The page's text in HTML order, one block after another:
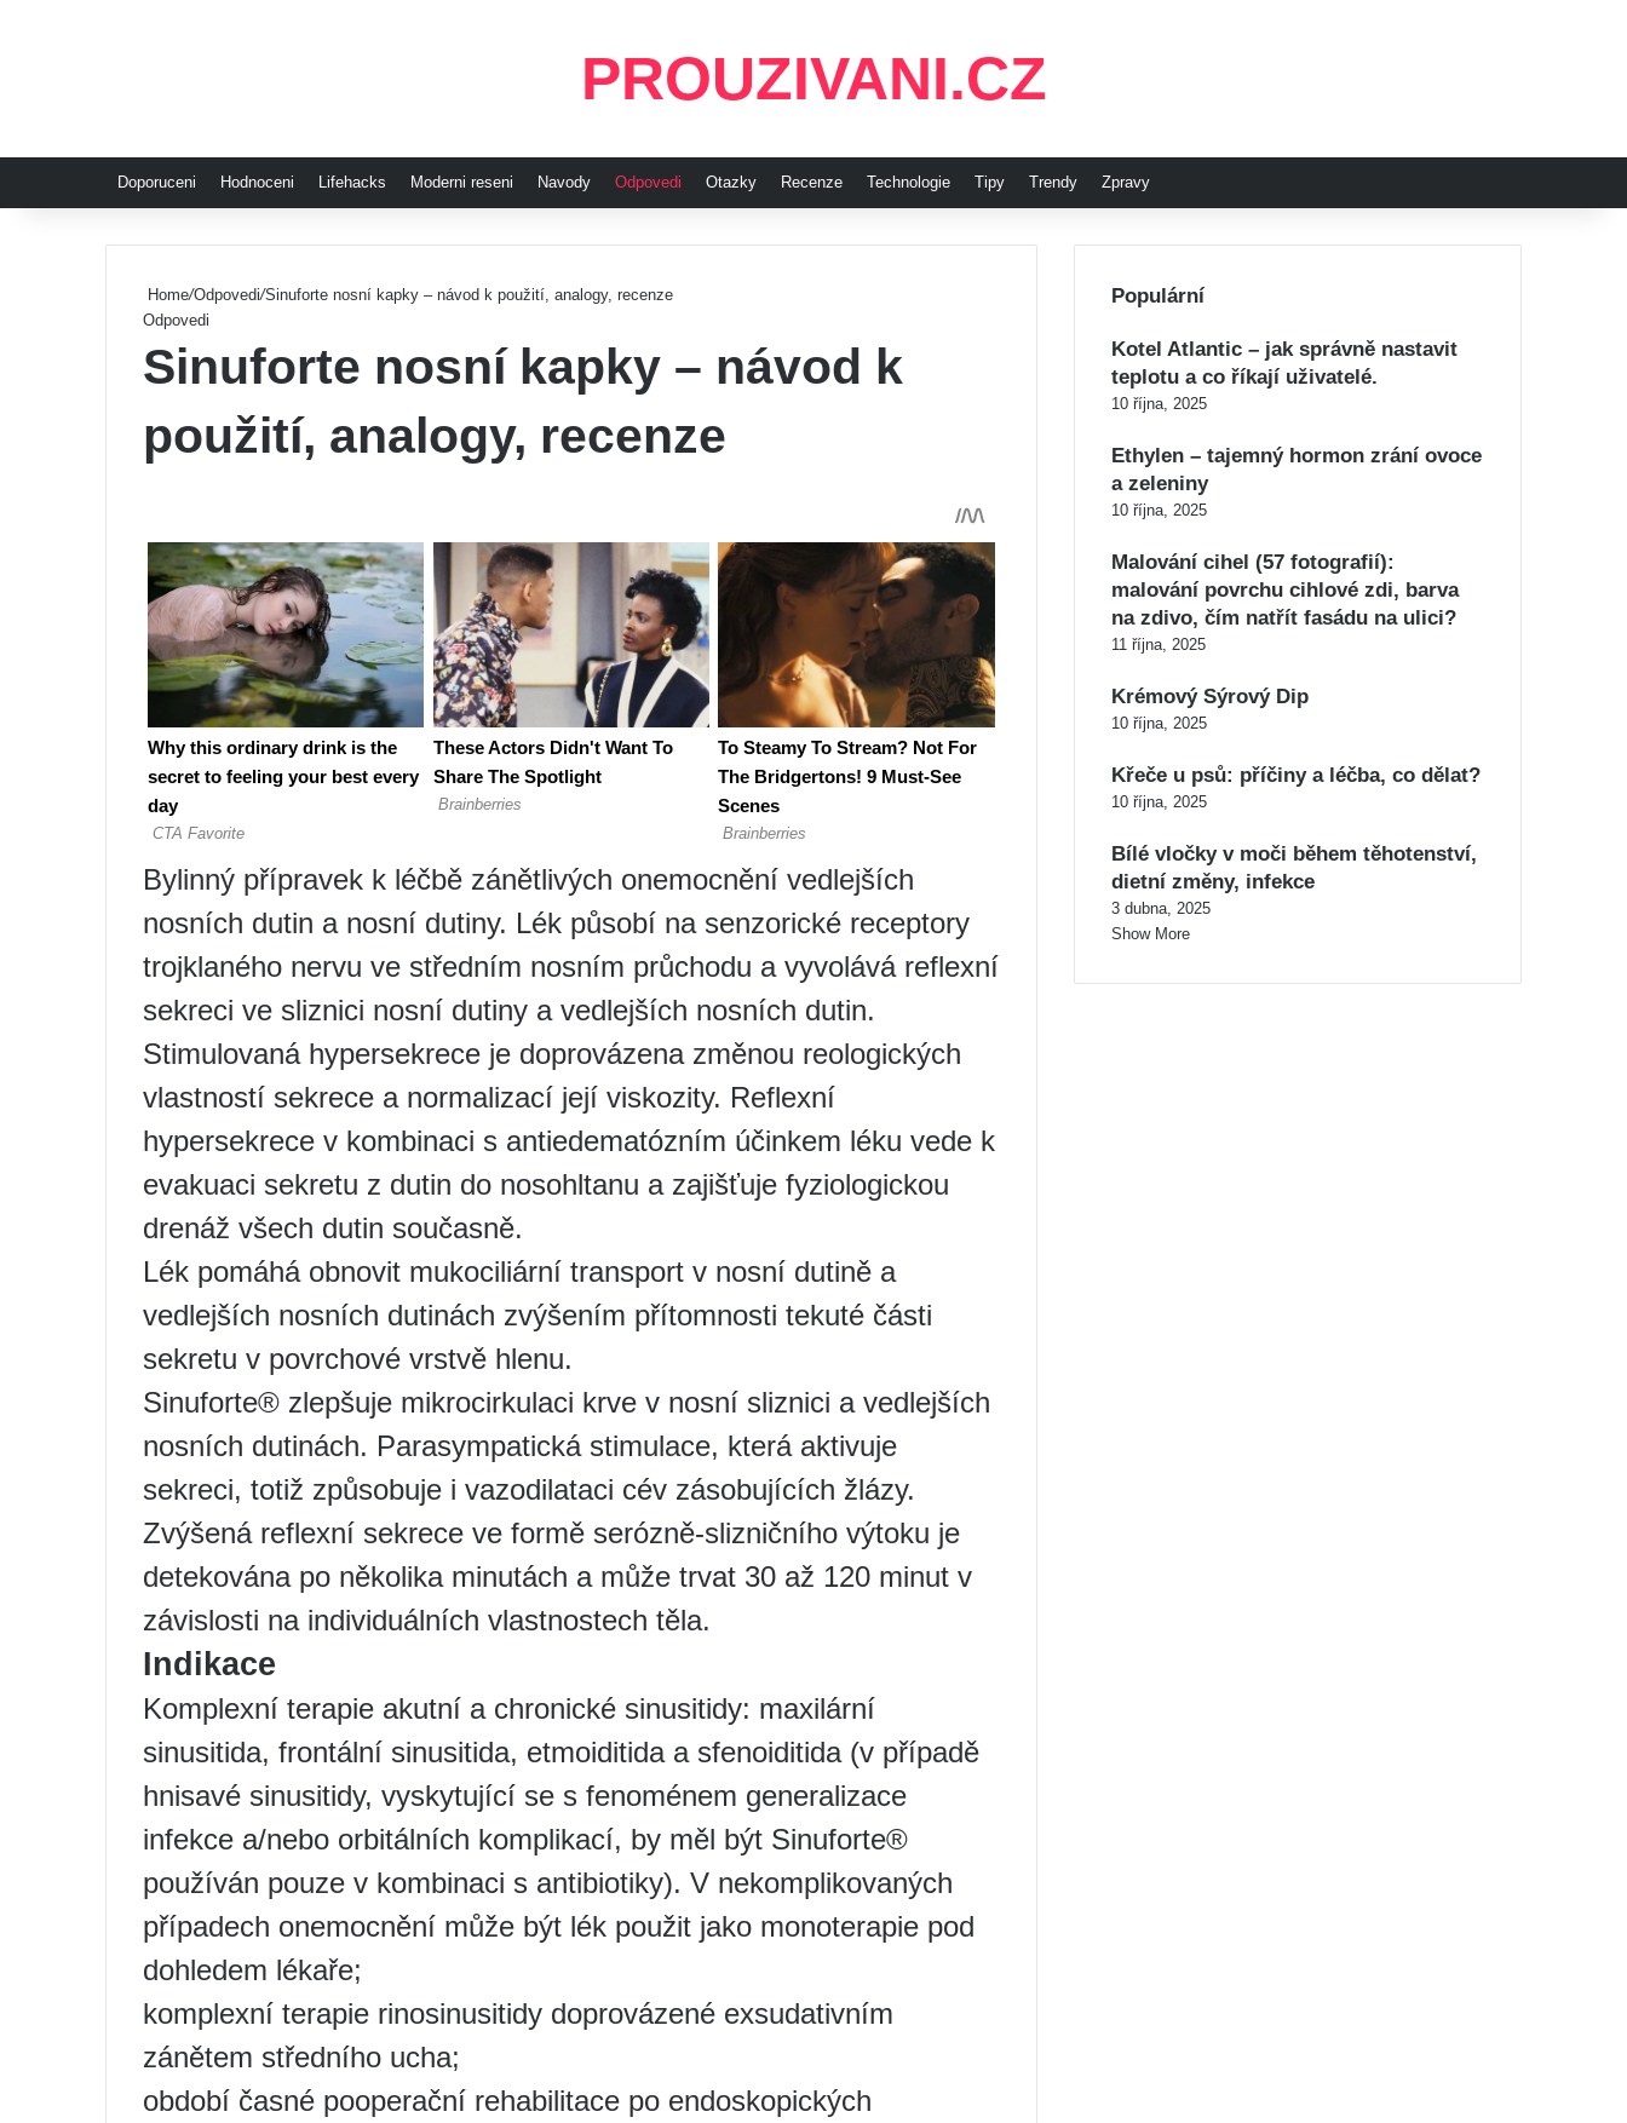
PROUZIVANI.CZ
Doporuceni Hodnoceni Lifehacks Moderni reseni Navody Odpovedi Otazky Recenze Technologie Tipy Trendy Zpravy
Home/Odpovedi/Sinuforte nosní kapky – návod k použití, analogy, recenze
Odpovedi
Sinuforte nosní kapky – návod k
použití, analogy, recenze
Bylinný přípravek k léčbě zánětlivých onemocnění vedlejších
nosních dutin a nosní dutiny. Lék působí na senzorické receptory
trojklaného nervu ve středním nosním průchodu a vyvolává reflexní
sekreci ve sliznici nosní dutiny a vedlejších nosních dutin.
Stimulovaná hypersekrece je doprovázena změnou reologických
vlastností sekrece a normalizací její viskozity. Reflexní
hypersekrece v kombinaci s antiedematózním účinkem léku vede k
evakuaci sekretu z dutin do nosohltanu a zajišťuje fyziologickou
drenáž všech dutin současně.
Lék pomáhá obnovit mukociliární transport v nosní dutině a
vedlejších nosních dutinách zvýšením přítomnosti tekuté části
sekretu v povrchové vrstvě hlenu.
Sinuforte® zlepšuje mikrocirkulaci krve v nosní sliznici a vedlejších
nosních dutinách. Parasympatická stimulace, která aktivuje
sekreci, totiž způsobuje i vazodilataci cév zásobujících žlázy.
Zvýšená reflexní sekrece ve formě serózně-slizničního výtoku je
detekována po několika minutách a může trvat 30 až 120 minut v
závislosti na individuálních vlastnostech těla.
Indikace
Komplexní terapie akutní a chronické sinusitidy: maxilární
sinusitida, frontální sinusitida, etmoiditida a sfenoiditida (v případě
hnisavé sinusitidy, vyskytující se s fenoménem generalizace
infekce a/nebo orbitálních komplikací, by měl být Sinuforte®
používán pouze v kombinaci s antibiotiky). V nekomplikovaných
případech onemocnění může být lék použit jako monoterapie pod
dohledem lékaře;
komplexní terapie rinosinusitidy doprovázené exsudativním
zánětem středního ucha;
období časné pooperační rehabilitace po endoskopických
Populární
Kotel Atlantic – jak správně nastavit
teplotu a co říkají uživatelé.
10 října, 2025
Ethylen – tajemný hormon zrání ovoce
a zeleniny
10 října, 2025
Malování cihel (57 fotografií):
malování povrchu cihlové zdi, barva
na zdivo, čím natřít fasádu na ulici?
11 října, 2025
Krémový Sýrový Dip
10 října, 2025
Křeče u psů: příčiny a léčba, co dělat?
10 října, 2025
Bílé vločky v moči během těhotenství,
dietní změny, infekce
3 dubna, 2025
Show More